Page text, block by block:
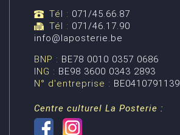
Tél : 071/45.66.87
Tél : 071/46.17.90
info@laposterie.be
BNP : BE78 0010 0357 0686
ING : BE98 3600 0343 2893
N° d'entreprise : BE0410791139
Centre culturel La Posterie :